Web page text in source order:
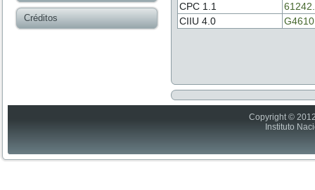
Créditos
CPC 1.1
CIIU 4.0
Copyright ©
Instituto